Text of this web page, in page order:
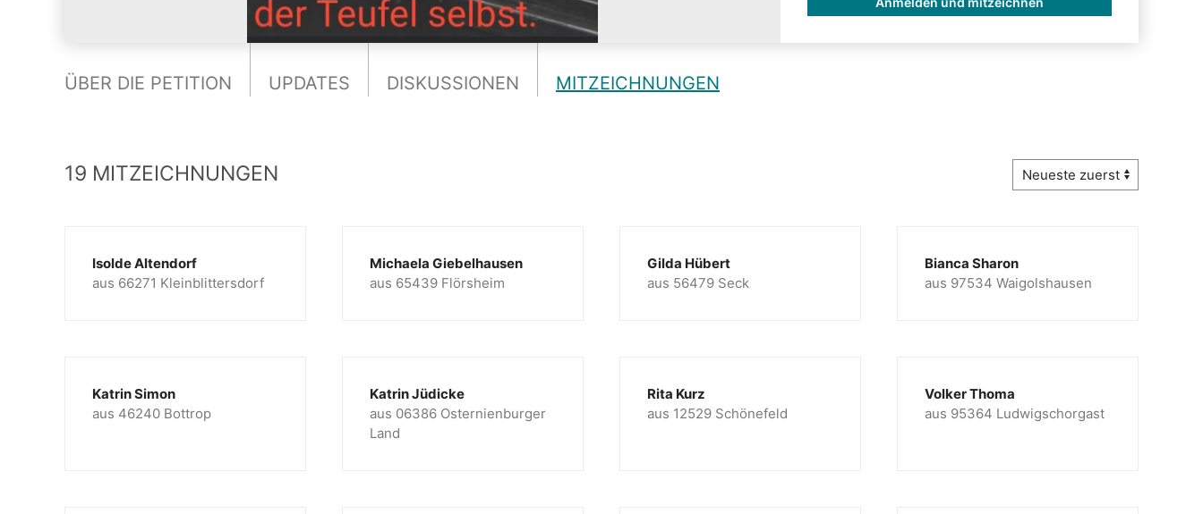
ÜBER DIE PETITION UPDATES DISKUSSIONEN MITZEICHNUNGEN
19 MITZEICHNUNGEN
Isolde Altendorf
aus 66271 Kleinblittersdorf
Michaela Giebelhausen
aus 65439 Flörsheim
Gilda Hübert
aus 56479 Seck
Bianca Sharon
aus 97534 Waigolshausen
Katrin Simon
aus 46240 Bottrop
Katrin Jüdicke
aus 06386 Osternienburger
Land
Rita Kurz
aus 12529 Schönefeld
Volker Thoma
aus 95364 Ludwigschorgast